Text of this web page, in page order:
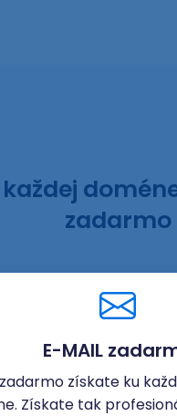
každej
zadarmo
E-MAIL
získate ku
Získate tak